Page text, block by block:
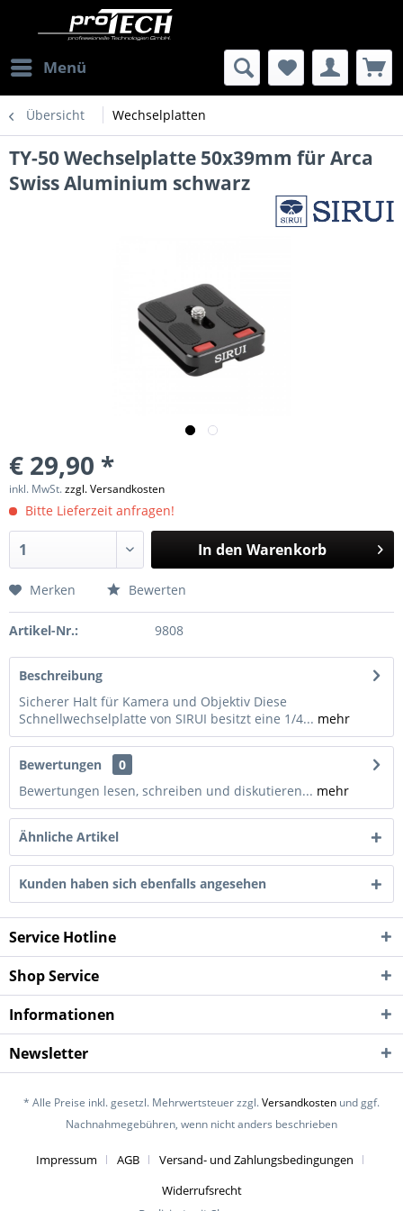
Menü
Übersicht Wechselplatten
TY-50 Wechselplatte 50x39mm für Arca
Swiss Aluminium schwarz
€ 29,90 *
inkl. MwSt.zzgl. Versandkosten
Bitte Lieferzeit anfragen!
In den Warenkorb
Merken Bewerten
Artikel-Nr.: 9808
Beschreibung
Sicherer Halt für Kamera und Objektiv Diese
Schnellwechselplatte von SIRUI besitzt eine 1/4... mehr
Bewertungen
0
Bewertungen lesen, schreiben und diskutieren... mehr
Ähnliche Artikel
Kunden haben sich ebenfalls angesehen
Service Hotline
Shop Service
Informationen
Newsletter
* Alle Preise inkl. gesetzl. Mehrwertsteuer zzgl.Versandkosten und ggf.
Nachnahmegebühren, wenn nicht anders beschrieben
Impressum AGB
Versand- und Zahlungsbedingungen
Widerrufsrecht